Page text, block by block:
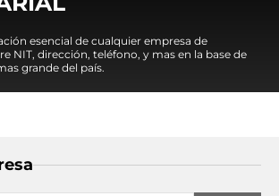
esencial de cualquier empresa de
NIT, dirección, teléfono, y mas en la base de
grande del país.